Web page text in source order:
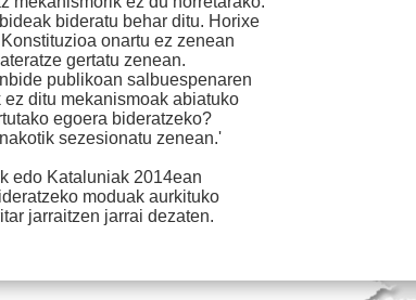
bideratu behar ditu. Horixe
onartu ez zenean
gertatu zenean.
publikoan salbuespenaren
ditu mekanismoak abiatuko
egoera bideratzeko?
sezesionatu zenean.'
edo Kataluniak 2014ean
moduak aurkituko
jarraitzen jarrai dezaten.